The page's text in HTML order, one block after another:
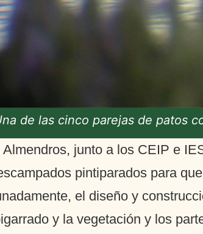
de las cinco parejas de patos
junto a los CEIP e
pintiparados para
el diseño y
y la vegetación y los